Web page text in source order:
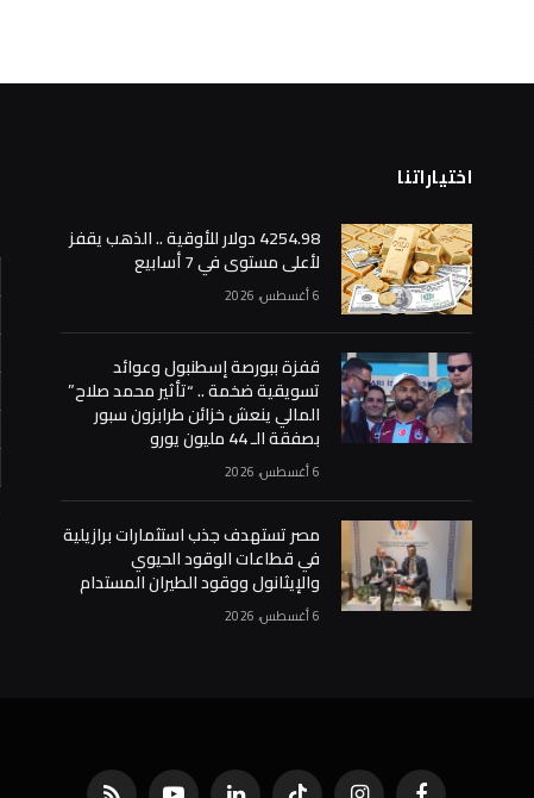
اختياراتنا
4254.98 دولار للأوقية .. الذهب يقفز
لأعلى مستوى في 7 أسابيع
6 أغسطس، 2026
قفزة ببورصة إسطنبول وعوائد
تسويقية ضخمة .. “تأثير محمد صلاح”
المالي ينعش خزائن طرابزون سبور
بصفقة الـ 44 مليون يورو
6 أغسطس، 2026
مصر تستهدف جذب استثمارات برازيلية
في قطاعات الوقود الحيوي
والإيثانول ووقود الطيران المستدام
6 أغسطس، 2026